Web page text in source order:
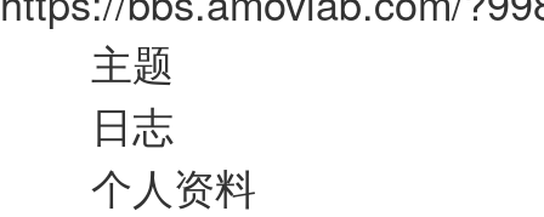
主题
日志
个人资料